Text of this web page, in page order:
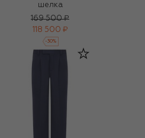
шелка
169 500 ₽
118 500 ₽
-30%